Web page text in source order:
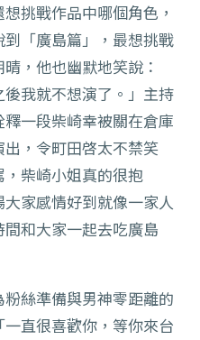
挑戰作品中哪個角色，
「廣島篇」，最想挑戰
，他也幽默地笑說：
後我就不想演了。」主持
一段柴崎幸被關在倉庫
，令町田啓太不禁笑
柴崎小姐真的很抱
家感情好到就像一家人
和大家一起去吃廣島
絲準備與男神零距離的
直很喜歡你，等你來台